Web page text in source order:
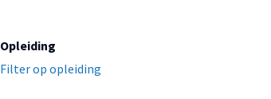
Opleiding
Filter op opleiding